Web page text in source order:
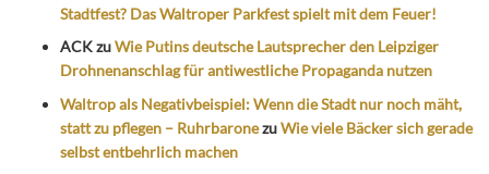
Stadtfest? Das Waltroper Parkfest spielt mit dem Feuer!
ACKzuWie Putins deutsche Lautsprecher den Leipziger
Drohnenanschlag für antiwestliche Propaganda nutzen
Waltrop als Negativbeispiel: Wenn die Stadt nur noch mäht,
statt zu pflegen – RuhrbaronezuWie viele Bäcker sich gerade
selbst entbehrlich machen